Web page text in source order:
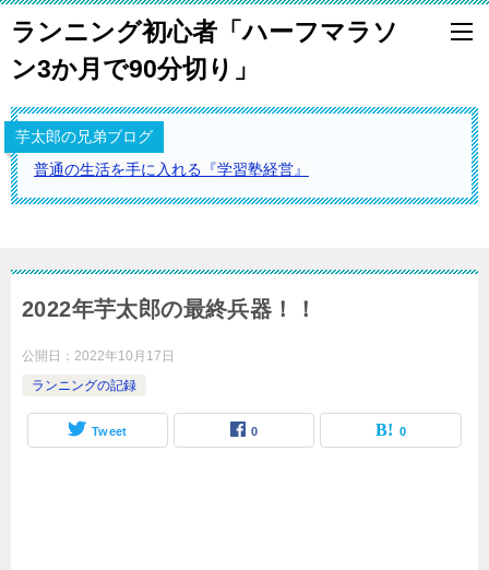
ランニング初心者「ハーフマラソ
ン3か月で90分切り」
芋太郎の兄弟ブログ
普通の生活を手に入れる『学習塾経営』
2022年芋太郎の最終兵器！！
公開日： 2022年10月17日
ランニングの記録
Tweet 0 0